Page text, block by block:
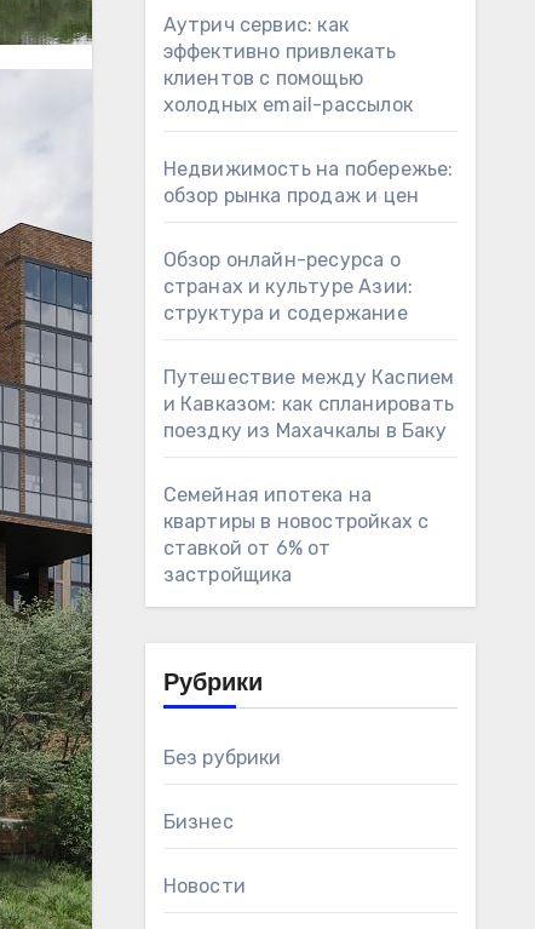
Аутрич сервис: как
эффективно привлекать
клиентов с помощью
холодных email-рассылок
Недвижимость на побережье:
обзор рынка продаж и цен
Обзор онлайн-ресурса о
странах и культуре Азии:
структура и содержание
Путешествие между Каспием
и Кавказом: как спланировать
поездку из Махачкалы в Баку
Семейная ипотека на
квартиры в новостройках с
ставкой от 6% от
застройщика
Рубрики
Без рубрики
Бизнес
Новости